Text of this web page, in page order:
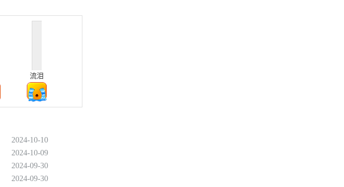
流泪
2024-10-10
2024-10-09
2024-09-30
2024-09-30